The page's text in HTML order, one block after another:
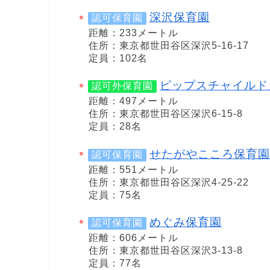
認可保育園 深沢保育園
距離：233メートル
住所：東京都世田谷区深沢5-16-17
定員：102名
認可外保育園 ピップスチャイル
距離：497メートル
住所：東京都世田谷区深沢6-15-8
定員：28名
認可保育園 せたがやこころ保育園
距離：551メートル
住所：東京都世田谷区深沢4-25-22
定員：75名
認可保育園 めぐみ保育園
距離：606メートル
住所：東京都世田谷区深沢3-13-8
定員：77名